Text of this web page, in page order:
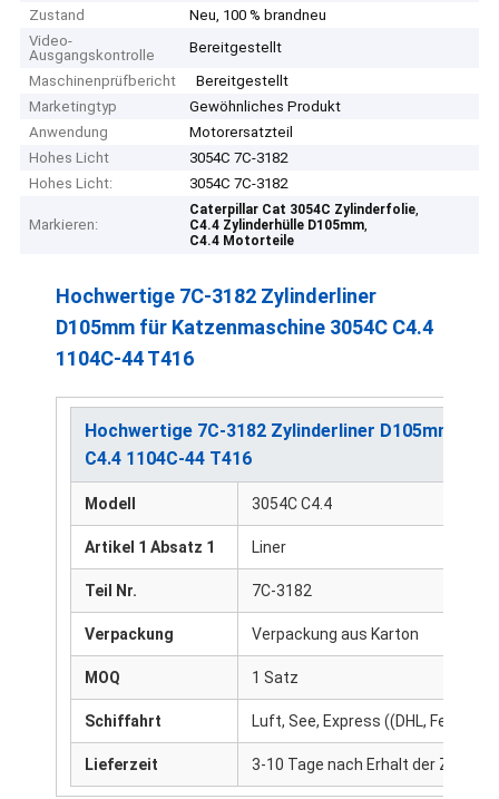
Zustand
Neu, 100 % brandneu
Video-
Ausgangskontrolle
Bereitgestellt
Maschinenprüfbericht
Bereitgestellt
Marketingtyp
Gewöhnliches Produkt
Anwendung
Motorersatzteil
Hohes Licht
3054C 7C-3182
Hohes Licht:
3054C 7C-3182
Markieren:
Caterpillar Cat 3054C Zylinderfolie,
C4.4 Zylinderhülle D105mm,
C4.4 Motorteile
Hochwertige 7C-3182 Zylinderliner
D105mm für Katzenmaschine 3054C C4.4
1104C-44 T416
Hochwertige 7C-3182 Zylinderliner D105mm für
C4.4 1104C-44 T416
Modell 3054C C4.4
Artikel 1 Absatz 1 Liner
Teil Nr. 7C-3182
Verpackung Verpackung aus Karton
MOQ 1 Satz
Schiffahrt Luft, See, Express ((DHL, FedEx,
Lieferzeit 3-10 Tage nach Erhalt der Zahlung